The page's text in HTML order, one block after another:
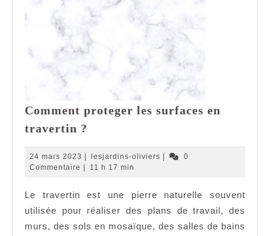
Comment proteger les surfaces en
travertin ?
les
surfaces
travertin
?
24 mars 2023 24
mars
lesjardins-oliviers lesjardins-
0
Commentaire
11 h 17 min
Le travertin est une pierre naturelle souvent
utilisée pour réaliser des plans de travail, des
murs, des sols en mosaïque, des salles de bains